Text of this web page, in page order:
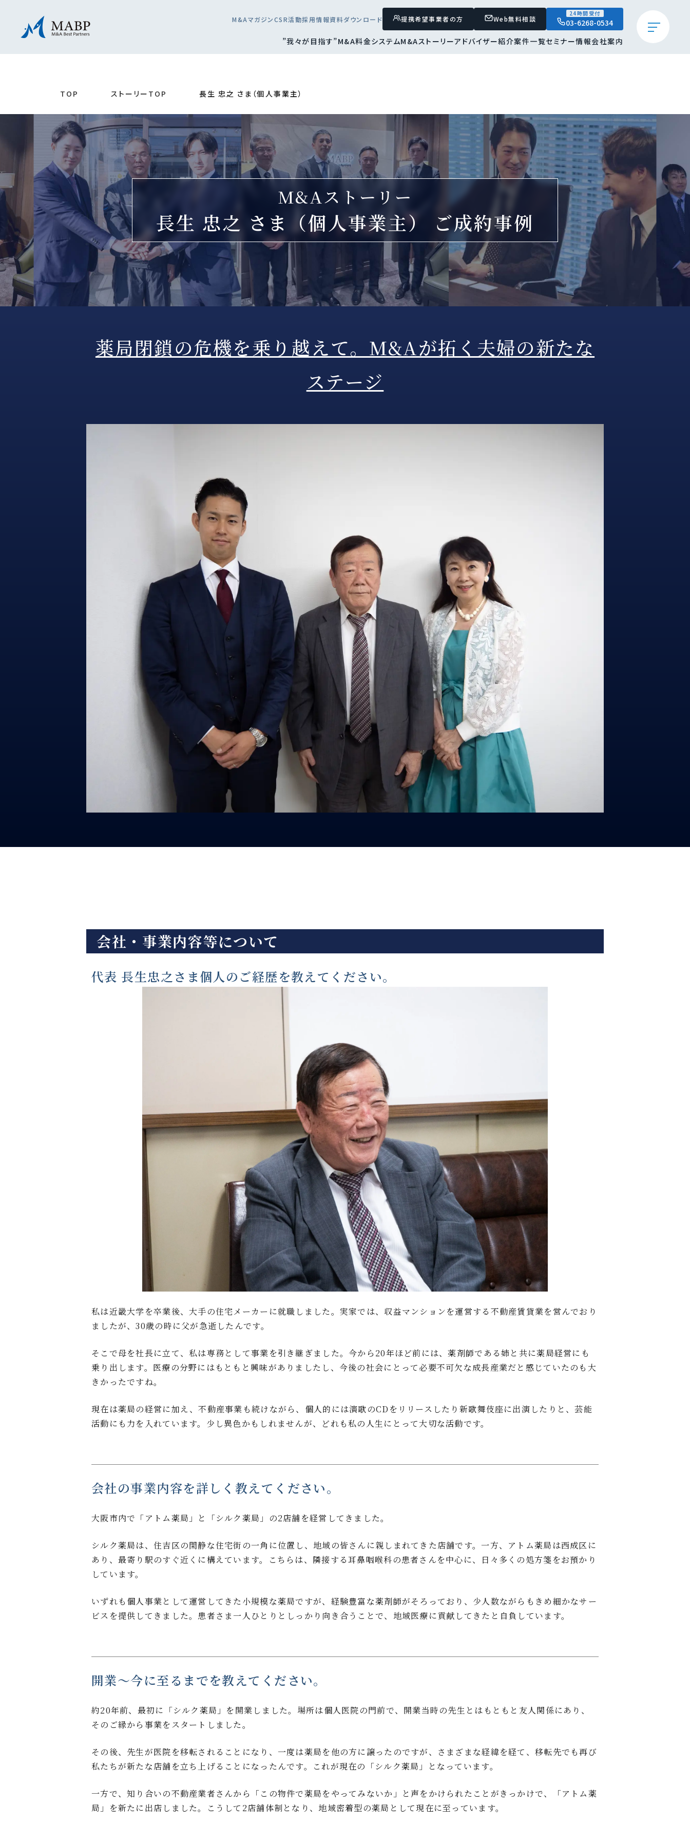
M&AマガジンCSR活動採用情報資料ダウンロード 提携希望事業者の方 Web無料相談
24時間受付
03-6268-0534
”我々が目指す”M&A料金システムM&Aストーリーアドバイザー紹介案件一覧セミナー情報会社案内
TOP ストーリーTOP 長生 忠之 さま（個人事業主）
M&Aストーリー
長生 忠之 さま（個人事業主） ご成約事例
薬局閉鎖の危機を乗り越えて。M&Aが拓く夫婦の新たな
ステージ
会社・事業内容等について
代表 長生忠之さま個人のご経歴を教えてください。
私は近畿大学を卒業後、大手の住宅メーカーに就職しました。実家では、収益マンションを運営する不動産賃貸業を営んでおり
ましたが、30歳の時に父が急逝したんです。
そこで母を社長に立て、私は専務として事業を引き継ぎました。今から20年ほど前には、薬剤師である姉と共に薬局経営にも
乗り出します。医療の分野にはもともと興味がありましたし、今後の社会にとって必要不可欠な成長産業だと感じていたのも大
きかったですね。
現在は薬局の経営に加え、不動産事業も続けながら、個人的には演歌のCDをリリースしたり新歌舞伎座に出演したりと、芸能
活動にも力を入れています。少し異色かもしれませんが、どれも私の人生にとって大切な活動です。
会社の事業内容を詳しく教えてください。
大阪市内で「アトム薬局」と「シルク薬局」の2店舗を経営してきました。
シルク薬局は、住吉区の閑静な住宅街の一角に位置し、地域の皆さんに親しまれてきた店舗です。一方、アトム薬局は西成区に
あり、最寄り駅のすぐ近くに構えています。こちらは、隣接する耳鼻咽喉科の患者さんを中心に、日々多くの処方箋をお預かり
しています。
いずれも個人事業として運営してきた小規模な薬局ですが、経験豊富な薬剤師がそろっており、少人数ながらもきめ細かなサー
ビスを提供してきました。患者さま一人ひとりとしっかり向き合うことで、地域医療に貢献してきたと自負しています。
開業～今に至るまでを教えてください。
約20年前、最初に「シルク薬局」を開業しました。場所は個人医院の門前で、開業当時の先生とはもともと友人関係にあり、
そのご縁から事業をスタートしました。
その後、先生が医院を移転されることになり、一度は薬局を他の方に譲ったのですが、さまざまな経緯を経て、移転先でも再び
私たちが新たな店舗を立ち上げることになったんです。これが現在の「シルク薬局」となっています。
一方で、知り合いの不動産業者さんから「この物件で薬局をやってみないか」と声をかけられたことがきっかけで、「アトム薬
局」を新たに出店しました。こうして2店舗体制となり、地域密着型の薬局として現在に至っています。